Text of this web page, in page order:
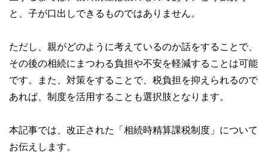
と、子が口出しできるものではありません。
ただし、親がどのように考えているのか話をすることで、
その後の相続にまつわる負担や不安を軽減することは可能
です。また、対策をすることで、税負担を抑えられるので
あれば、制度を活用することも選択肢となります。
本記事では、改正された「相続時精算課税制度」について
お伝えします。